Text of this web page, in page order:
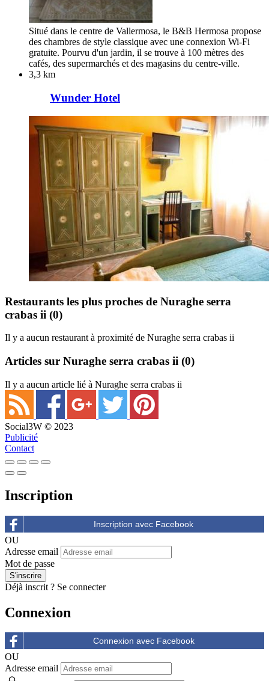
Situé dans le centre de Vallermosa, le B&B Hermosa propose
des chambres de style classique avec une connexion Wi-Fi
gratuite. Pourvu d'un jardin, il se trouve à 100 mètres des
cafés, des supermarchés et des magasins du centre-ville.
3,3 km
Wunder Hotel
Restaurants les plus proches de Nuraghe serra
crabas ii (0)
Il y a aucun restaurant à proximité de Nuraghe serra crabas ii
Articles sur Nuraghe serra crabas ii (0)
Il y a aucun article lié à Nuraghe serra crabas ii
Social3W © 2023
Publicité
Contact
Inscription
OU
Adresse email
Mot de passe
Déjà inscrit ? Se connecter
Connexion
OU
Adresse email